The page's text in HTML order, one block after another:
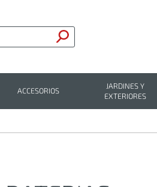
ACCESORIOS
JARDINES Y
EXTERIORES